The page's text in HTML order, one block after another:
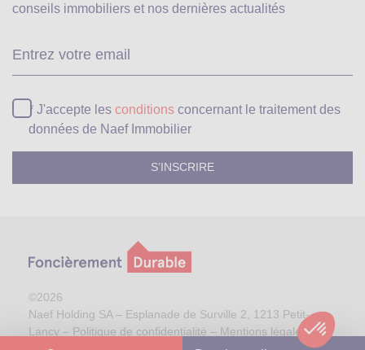
conseils immobiliers et nos dernières actualités
* J'accepte les conditions concernant le traitement des
données de Naef Immobilier
©2026
Naef Holding SA – Esplanade de Surville 2, 1213 Petit-
Lancy – Politique de confidentialité – Mentions légales